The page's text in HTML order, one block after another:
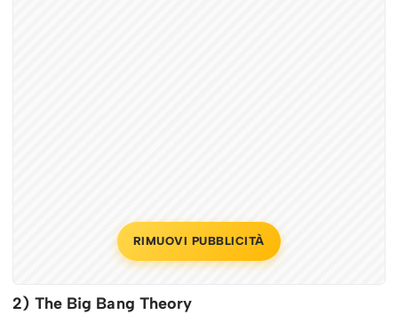
RIMUOVI PUBBLICITÀ
2) The Big Bang Theory